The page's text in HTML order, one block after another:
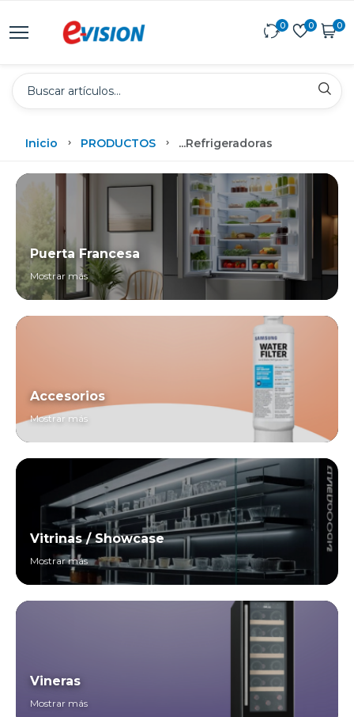
0 0 0
Inicio PRODUCTOS ...Refrigeradoras
Puerta Francesa
Mostrar más
Accesorios
Mostrar más
Vitrinas / Showcase
Mostrar más
Vineras
Mostrar más